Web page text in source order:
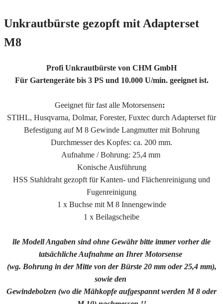
Unkrautbürste gezopft mit Adapterset
M8
Profi Unkrautbürste von CHM GmbH
Für Gartengeräte bis 3 PS und 10.000 U/min. geeignet ist.
Geeignet für fast alle Motorsensen:
STIHL, Husqvarna, Dolmar, Forester, Fuxtec durch Adapterset für
Befestigung auf M 8 Gewinde Langmutter mit Bohrung
Durchmesser des Kopfes: ca. 200 mm.
Aufnahme / Bohrung: 25,4 mm
Konische Ausführung
HSS Stahldraht gezopft für Kanten- und Flächenreinigung und
Fugenreinigung
1 x Buchse mit M 8 Innengewinde
1 x Beilagscheibe
lle Modell Angaben sind ohne Gewähr bitte immer vorher die
tatsächliche Aufnahme an Ihrer Motorsense
(wg. Bohrung in der Mitte von der Bürste 20 mm oder 25,4 mm),
sowie den
Gewindebolzen (wo die Mähkopfe aufgespannt werden M 8 oder